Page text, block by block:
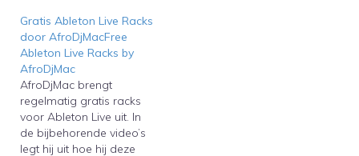
based DJ AfroDJMac
continues to upload his
sampled instruments for
Ableton Live. This time
you can see and hear
how he creates
interesting sounds…
Gratis Ableton Live Racks
door AfroDjMacFree
Ableton Live Racks by
AfroDjMac
AfroDjMac brengt
regelmatig gratis racks
voor Ableton Live uit. In
de bijbehorende video’s
legt hij uit hoe hij deze